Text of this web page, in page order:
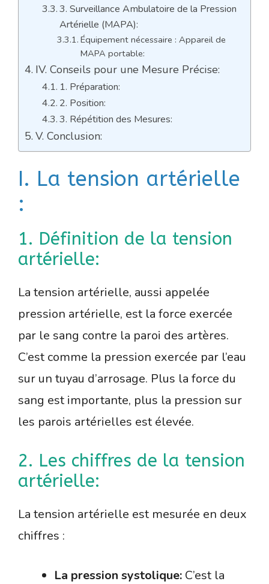
3. Surveillance Ambulatoire de la Pression
Artérielle (MAPA):
Équipement nécessaire : Appareil de
MAPA portable:
IV. Conseils pour une Mesure Précise:
1. Préparation:
2. Position:
3. Répétition des Mesures:
V. Conclusion:
I. La tension artérielle
:
1. Définition de la tension
artérielle:
La tension artérielle, aussi appelée
pression artérielle, est la force exercée
par le sang contre la paroi des artères.
C’est comme la pression exercée par l’eau
sur un tuyau d’arrosage. Plus la force du
sang est importante, plus la pression sur
les parois artérielles est élevée.
2. Les chiffres de la tension
artérielle:
La tension artérielle est mesurée en deux
chiffres :
La pression systolique: C’est la